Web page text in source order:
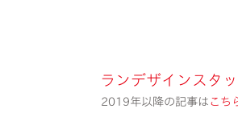
ランデザインスタ
2019年以降の記事は こち